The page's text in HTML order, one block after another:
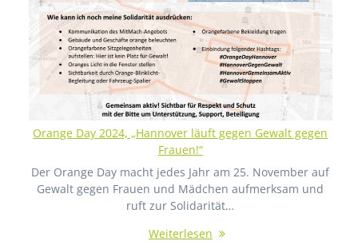
Orange Day 2024, „Hannover läuft gegen Gewalt gegen
Frauen!“
Der Orange Day macht jedes Jahr am 25. November auf
Gewalt gegen Frauen und Mädchen aufmerksam und
ruft zur Solidarität…
Weiterlesen